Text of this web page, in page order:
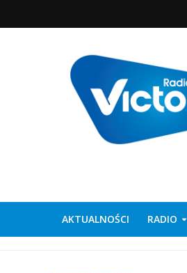
AKTUALNOŚCI RADIO